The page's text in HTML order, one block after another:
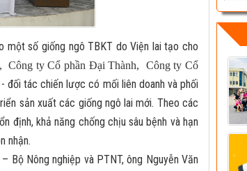
một số giống ngô TBKT do Viện lai tạo cho
Công ty Cổ phần Đại Thành,
Công ty Cổ
đối tác chiến lược có mối liên doanh và phối
sản xuất các giống ngô lai mới. Theo các
định, khả năng chống chịu sâu bệnh và hạn
nhận.
Bộ Nông nghiệp và PTNT, ông Nguyễn Văn